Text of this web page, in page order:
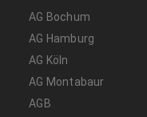
AG Bochum
AG Hamburg
AG Köln
AG Montabaur
AGB